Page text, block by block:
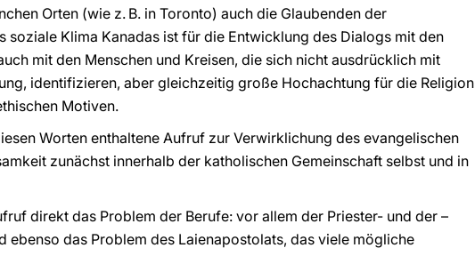
Orten (wie z. B. in Toronto) auch die Glaubenden der
soziale Klima Kanadas ist für die Entwicklung des Dialogs mit den
mit den Menschen und Kreisen, die sich nicht ausdrücklich mit
identifizieren, aber gleichzeitig große Hochachtung für die Religion
Motiven.
Worten enthaltene Aufruf zur Verwirklichung des evangelischen
zunächst innerhalb der katholischen Gemeinschaft selbst und in
direkt das Problem der Berufe: vor allem der Priester- und der –
ebenso das Problem des Laienapostolats, das viele mögliche